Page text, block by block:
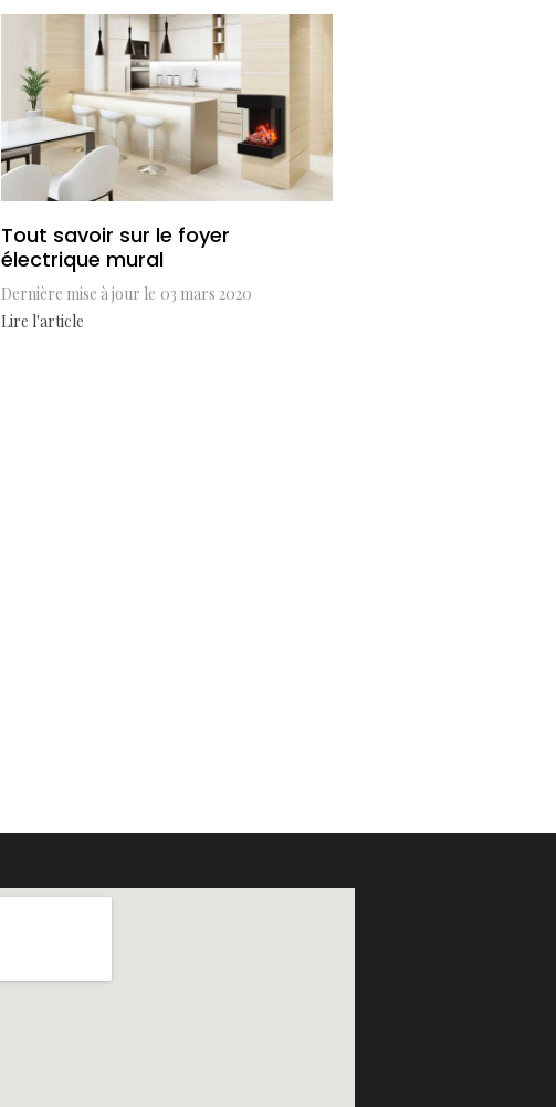
Tout savoir sur le foyer
électrique mural
Dernière mise à jour le 03 mars 2020
Lire l'article